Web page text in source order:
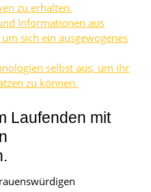
zu erhalten.
Informationen aus
sich ein ausgewogenes
selbst aus, um ihr
zu können.
Laufenden mit